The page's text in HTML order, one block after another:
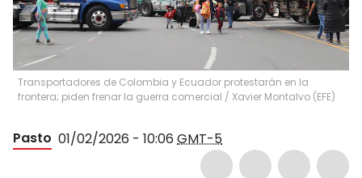
Transportadores de Colombia y Ecuador protestarán en la
frontera; piden frenar la guerra comercial / Xavier Montalvo (EFE)
Pasto 01/02/2026 - 10:06 GMT-5